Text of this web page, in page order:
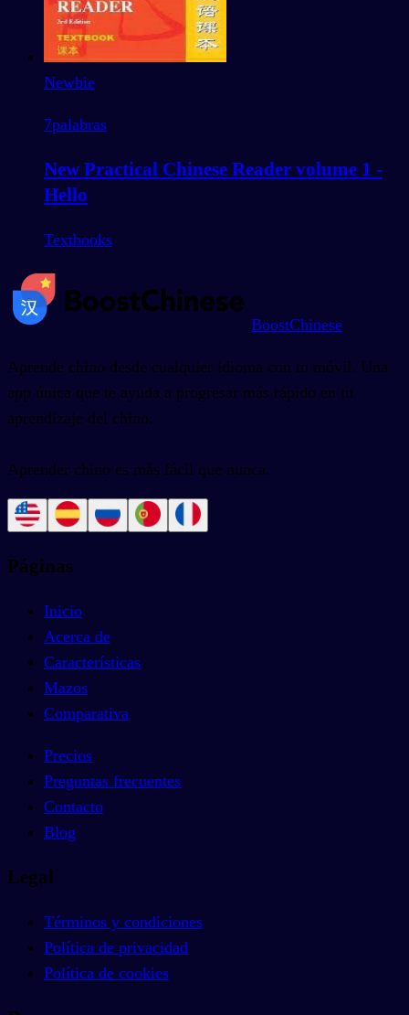
Newbie
7palabras
New Practical Chinese Reader volume 1 -
Hello
Textbooks
BoostChinese
Aprende chino desde cualquier idioma con tu móvil. Una
app única que te ayuda a progresar más rápido en tu
aprendizaje del chino.
Aprender chino es más fácil que nunca.
Páginas
Inicio
Acerca de
Características
Mazos
Comparativa
Precios
Preguntas frecuentes
Contacto
Blog
Legal
Términos y condiciones
Política de privacidad
Política de cookies